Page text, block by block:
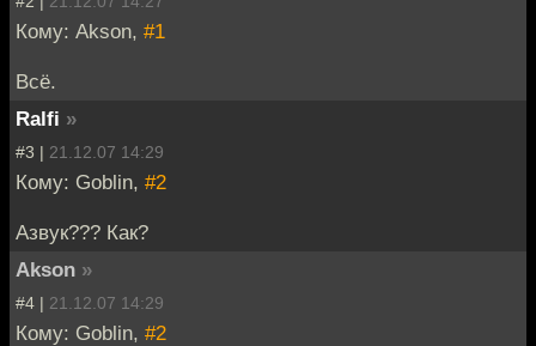
Кому: Akson, #1
Всё.
Ralfi »
#3 | 21.12.07 14:29
Кому: Goblin, #2
Азвук??? Как?
Akson »
#4 | 21.12.07 14:29
Кому: Goblin, #2